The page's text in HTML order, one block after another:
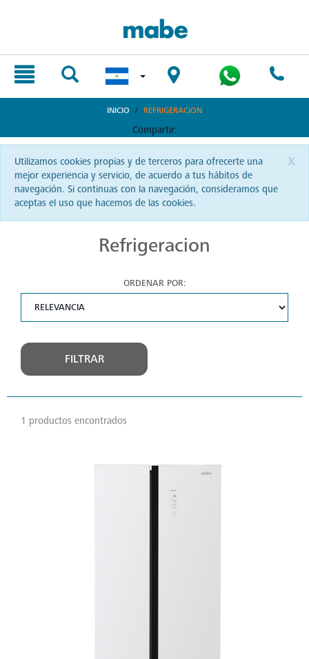
INICIO REFRIGERACION
Compartir:
x
Utilizamos cookies propias y de terceros para ofrecerte una
mejor experiencia y servicio, de acuerdo a tus hábitos de
navegación. Si continuas con la navegación, consideramos que
aceptas el uso que hacemos de las cookies.
Refrigeracion
ORDENAR POR:
FILTRAR
1 productos encontrados